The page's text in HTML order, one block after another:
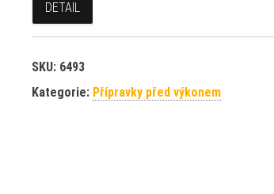
DETAIL
SKU: 6493
Kategorie: Přípravky před výkonem